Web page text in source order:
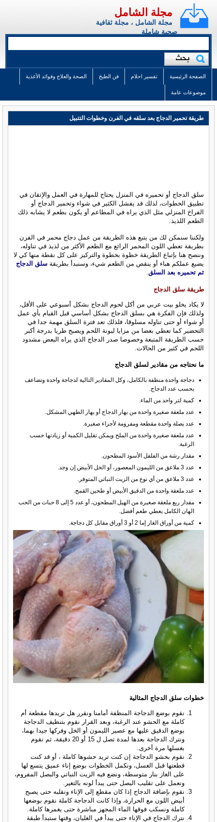
مجلة الشامل
مجلة الشامل ، مجلة ثقافية
صحية شاملة
الصفحة الرئيسية تفسير احلام فن الطبخ الصحة والعلاج وفوائد الأغذية
موضوعات عامة
طريقة تحمير الدجاج بعد سلقه في الفرن وخطوات التتبيل
سلق الدجاج أو تحميره في المنزل يحتاج للمهارة في العمل والإتقان في
تطبيق الخطوات، لذلك قد يفشل الكثير في شواء وتحمير الدجاج أو
الفراخ المنزلي مثل الذي يراه في المطاعم أو يكون بطعم لا يشابه ذلك
الطعم اللذيذ.
ولكننا سنمكن لك من يتبع هذه الطريقة من عمل دجاج محمر في الفرن
بطريقة تعطي اللون المحمر الرائع مع الطعم الأكثر من لذيذ في تناوله،
وننصح هنا بإتباع الطريقة خطوة بخطوة والتركيز على كل نقطة منها كي لا
يضيع عملكم هباء أو ينقص من الطعم شيء، وسنبدأ بطريقةسلق الدجاج
ثم تحميره بعد السلق.
طريقة سلق الدجاج
لا يكاد يخلو بيت عربي من أكل لحوم الدجاج بشكل أسبوعي على الأقل،
ولذلك فإن الفكرة هي بسلق الدجاج بشكل أساسي قبل القيام بأي عمل
أو شواء أو حتى تناوله مسلوقا، فلذلك تعد فترة السلق مهمة جدا في
التحضير كما تعطي بعضا من مزايا ليونة اللحم ويصبح طريا بدرجة أكبر
حسب الطريقة المتبعة وخصوصا صدر الدجاج الذي يراه البعض مشدود
اللحم في كثير من الحالات.
ما نحتاجه من مقادير لسلق الدجاج
دجاجة واحدة منظفة بالكامل، وكل المقادير التالية لدجاجة واحدة وتضاعف
بحسب عدد الدجاج.
كمية لتر واحد من الماء.
عدد ملعقة صغيرة واحدة من بهار الدجاج أو بهار الطهي المشكل.
عدد بصلة واحدة مقطعة ومفرومة لأجزاء صغيرة.
عدد ملعقة صغيرة واحدة من الملح ويمكن تقليل الكمية أو زيادتها حسب
الرغبة.
مقدار رشة من الفلفل الأسود المطحون.
عدد 3 ملاعق من الليمون المعصور، أو الخل الأبيض إن وجد.
عدد 3 ملاعق من أي نوع من الزيت النباتي المتوفر.
عدد ملعقة واحدة من الدقيق الأبيض أو طحين القمح.
مقدار ربع ملعقة صغيرة من الهيل المطحون، أو عدد 5 إلى 8 حبات من الحب
الهان الكامل يعطي طعم أفضل.
كمية من أوراق الغار إما 2 أو 3 أوراق مقابل كل دجاجة.
خطوات سلق الدجاج المثالية
نقوم بوضع الدجاجة المنظفة أمامنا ونقرر هل تريدها مقطعة أم
كاملة مع الحشو عند الرغبة، وبعد القرار نقوم بتنظيف الدجاجة
بوضع الدقيق عليها مع عصير الليمون أو الخل وفركها جيدا بهما،
ونترك الدجاجة بعدها لمدة تصل ل 15 أو 20 دقيقة، ثم نقوم
بغسلها مرة أخرى.
نقوم بحشو الدجاجة إن كنت تريد حشوها كاملة ، أو قد كنت
قطعتها قبل الغسل، ونكمل الخطوات بوضع إناء عميق يتسع لها
على الغاز بنار متوسطة، ونضع فيه الزيت النباتي والبصل المفروم،
ونعمل على تقليب البصل حتى يبدأ لونه بالتغير.
نقوم بإضافة الدجاج إذا كان مقطع إلى الإناء ونقلبه حتى يصبح
أبيض اللون مع الحرارة، وإذا كانت الدجاجة كاملة نقوم بوضعها
كاملة ونسكب فوقها الماء المجهز مباشرة حتى يغمرها كاملة.
نترك الدجاج في الإناء حتى يبدأ في الغليان، وقتها ستبدأ طبقة